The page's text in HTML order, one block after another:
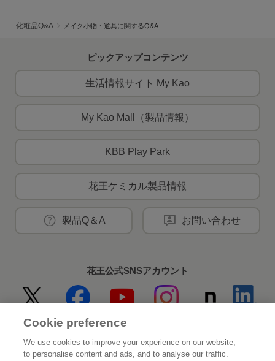
化粧品Q&A メイク小物・道具に関するQ&A
ピックアップコンテンツ
生活情報サイト My Kao
My Kao Mall（製品情報）
KBB Play Park
花王ケミカル製品情報
製品Q＆A お問い合わせ
花王公式SNSアカウント
Home 花王について
Cookie preference
We use cookies to improve your experience on our website,
to personalise content and ads, and to analyse our traffic.